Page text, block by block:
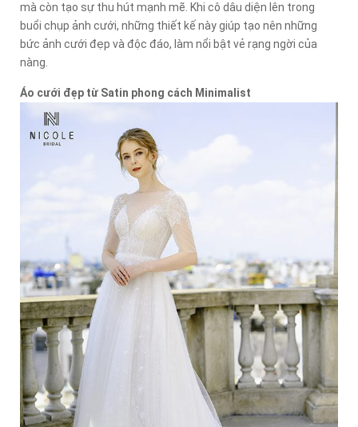
mà còn tạo sự thu hút mạnh mẽ. Khi cô dâu diện lên trong
buổi chụp ảnh cưới, những thiết kế này giúp tạo nên những
bức ảnh cưới đẹp và độc đáo, làm nổi bật vẻ rạng ngời của
nàng.
Áo cưới đẹp từ Satin phong cách Minimalist